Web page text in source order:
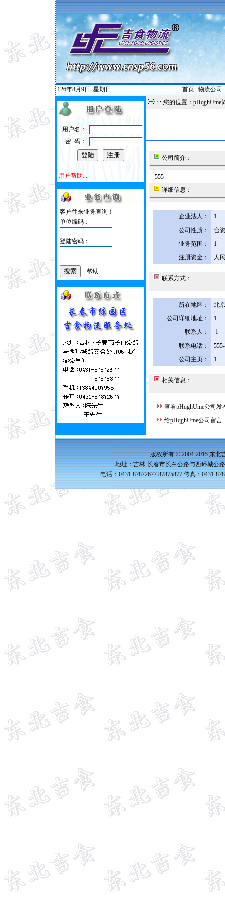
126年8月9日 星期日 首页| 物流公司
用户名：
密 码：
用户帮助...
客户往来业务查询！
单位编码：
登陆密码：
帮助......
您的位置：pHqghUme
公司简介：
555
详细信息：
企业法人：
1
公司性质：
合
业务范围：
1
注册资金：
人
联系方式：
所在地区：
北
公司详细地址：
1
联系人：
1
联系电话：
公司主页：
1
相关信息：
查看pHqghUme公司发
给pHqghUme公司留言
版权所有 © 2004-2015 东北
地址：吉林·长春市长白公路与西环城公
电话：0431-87872677 87875877 传真：0431-